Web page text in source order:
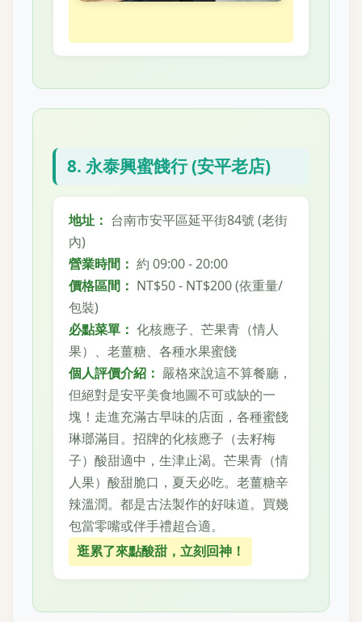
8. 永泰興蜜餞行 (安平老店)
地址： 台南市安平區延平街84號 (老街
內)
營業時間： 約 09:00 - 20:00
價格區間： NT$50 - NT$200 (依重量/
包裝)
必點菜單： 化核應子、芒果青（情人
果）、老薑糖、各種水果蜜餞
個人評價介紹： 嚴格來說這不算餐廳，
但絕對是安平美食地圖不可或缺的一
塊！走進充滿古早味的店面，各種蜜餞
琳瑯滿目。招牌的化核應子（去籽梅
子）酸甜適中，生津止渴。芒果青（情
人果）酸甜脆口，夏天必吃。老薑糖辛
辣溫潤。都是古法製作的好味道。買幾
包當零嘴或伴手禮超合適。
逛累了來點酸甜，立刻回神！